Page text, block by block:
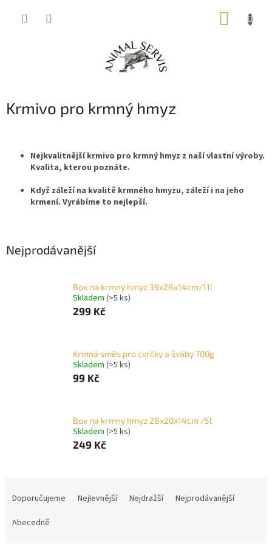
Krmivo pro krmný hmyz
Nejkvalitnější krmivo pro krmný hmyz z naší vlastní výroby.
Kvalita, kterou poznáte.
Když záleží na kvalitě krmného hmyzu, záleží i na jeho
krmení. Vyrábíme to nejlepší.
Nejprodávanější
Box na krmný hmyz 39x28x14cm/11l
Skladem (>5 ks)
299 Kč
Krmná směs pro cvrčky a šváby 700g
Skladem (>5 ks)
99 Kč
Box na krmný hmyz 28x20x14cm /5l
Skladem (>5 ks)
249 Kč
Doporučujeme Nejlevnější Nejdražší
Nejprodávanější
Abecedně